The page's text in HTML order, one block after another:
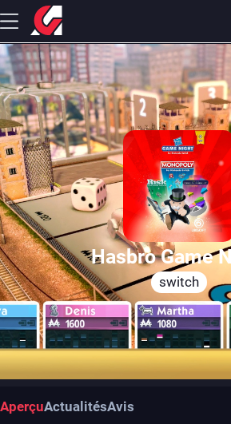
Hasbro Game
switch
AperçuActualitésAvis